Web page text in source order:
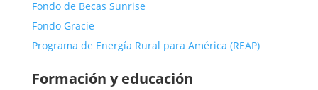
Fondo de Becas Sunrise
Fondo Gracie
Programa de Energía Rural para América (REAP)
Formación y educación